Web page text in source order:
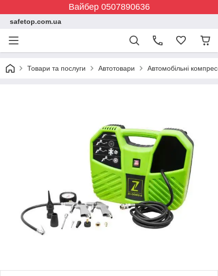
Вайбер 0507890636
safetop.com.ua
Товари та послуги Автотовари Автомобільні